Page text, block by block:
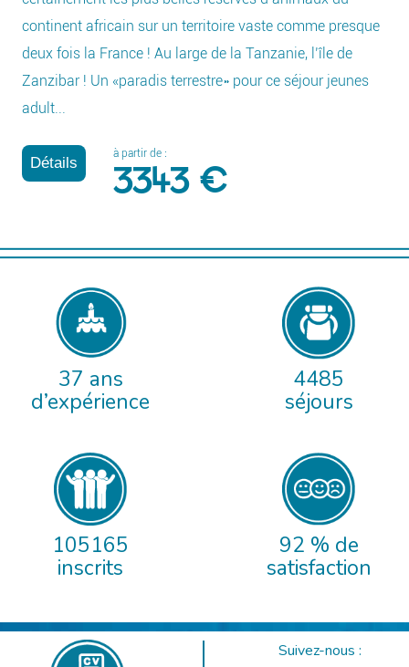
continent africain sur un territoire vaste comme presque
deux fois la France ! Au large de la Tanzanie, l’île de
Zanzibar ! Un «paradis terrestre» pour ce séjour jeunes
adult...
Détails
à partir de :
3343 €
37 ans
d’expérience
4485
séjours
105165
inscrits
92 % de
satisfaction
Suivez-nous :